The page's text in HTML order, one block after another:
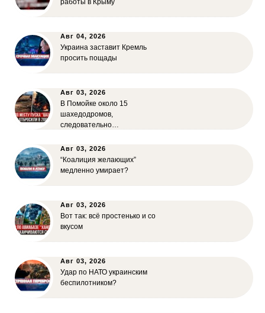
работы в Крыму
Авг 04, 2026
Украина заставит Кремль
просить пощады
Авг 03, 2026
В Помойке около 15
шахедодромов,
следовательно…
Авг 03, 2026
“Коалиция желающих”
медленно умирает?
Авг 03, 2026
Вот так: всё простенько и со
вкусом
Авг 03, 2026
Удар по НАТО украинским
беспилотником?